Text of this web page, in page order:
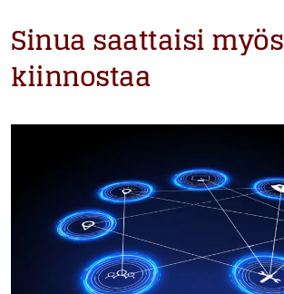
Sinua saattaisi myös
kiinnostaa